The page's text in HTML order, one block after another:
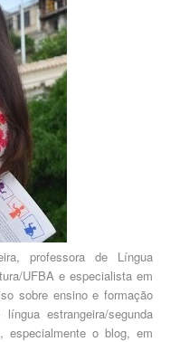
professora de Língua
UFBA e especialista em
sobre ensino e formação
estrangeira/segunda
especialmente o blog, em